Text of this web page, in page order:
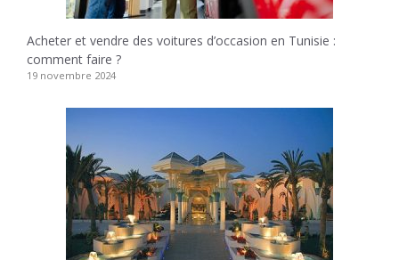
Acheter et vendre des voitures d’occasion en Tunisie :
comment faire ?
19 novembre 2024